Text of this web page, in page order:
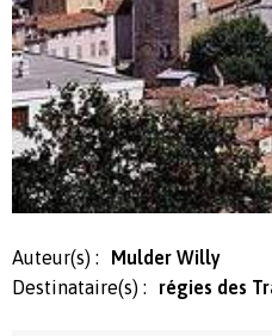
Auteur(s) :
Mulder Willy
Destinataire(s) :
régies des